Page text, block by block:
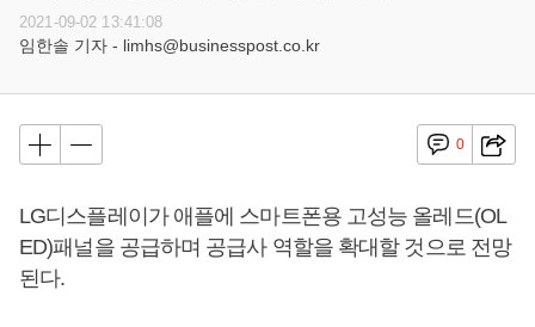
2021-09-02 13:41:08
임한솔 기자 - limhs@businesspost.co.kr
0
LG디스플레이가 애플에 스마트폰용 고성능 올레드(OL
ED)패널을 공급하며 공급사 역할을 확대할 것으로 전망
된다.